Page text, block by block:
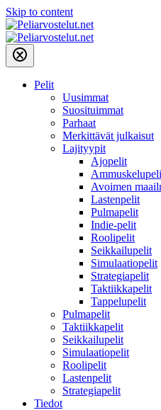
Skip to content
Pelit
Uusimmat
Suosituimmat
Parhaat
Merkittävät julkaisut
Lajityypit
Ajopelit
Avoimen
Lastenpelit
Pulmapelit
Indie-pelit
Roolipelit
Seikkailupelit
Simulaatiopelit
Strategiapelit
Taktiikkapelit
Tappelupelit
Pulmapelit
Taktiikkapelit
Seikkailupelit
Simulaatiopelit
Roolipelit
Lastenpelit
Strategiapelit
Tiedot